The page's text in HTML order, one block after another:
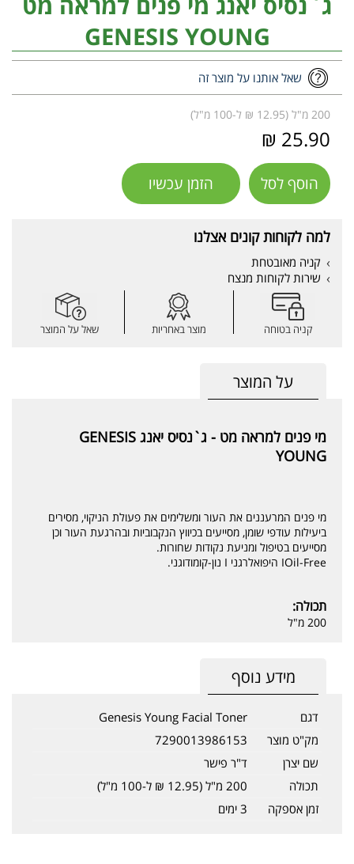
GENESIS YOUNG
שאל אותנו על מוצר זה
200 מ"ל (12.95 ₪ ל-100 מ"ל)
25.90 ₪
הוסף לסל הזמן עכשיו
למה לקוחות קונים אצלנו
קניה מאובטחת
שירות לקוחות מנצח
קניה בטוחה מוצר באחריות שאל על המוצר
על המוצר
מי פנים למראה מט - ג`נסיס יאנג GENESIS
YOUNG
מי פנים המרעננים את העור ומשלימים את פעולת הניקוי, מסירים
ביעילות עודפי שומן, מסייעים בכיווץ הנקבוביות ובהרגעת העור וכן
מסייעים בטיפול ומניעת נקודות שחורות.
IOil-Free היפואלרגני I נון-קומודוגני.
תכולה:
200 מ"ל
מידע נוסף
דגם
Genesis Young Facial Toner
מק"ט מוצר
7290013986153
שם יצרן
ד"ר פישר
תכולה
200 מ"ל (12.95 ₪ ל-100 מ"ל)
זמן אספקה
3 ימים